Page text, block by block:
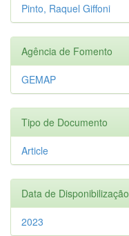
Pinto, Raquel Giffoni
Agência de Fomento
GEMAP
Tipo de Documento
Article
Data de Disponibilização
2023